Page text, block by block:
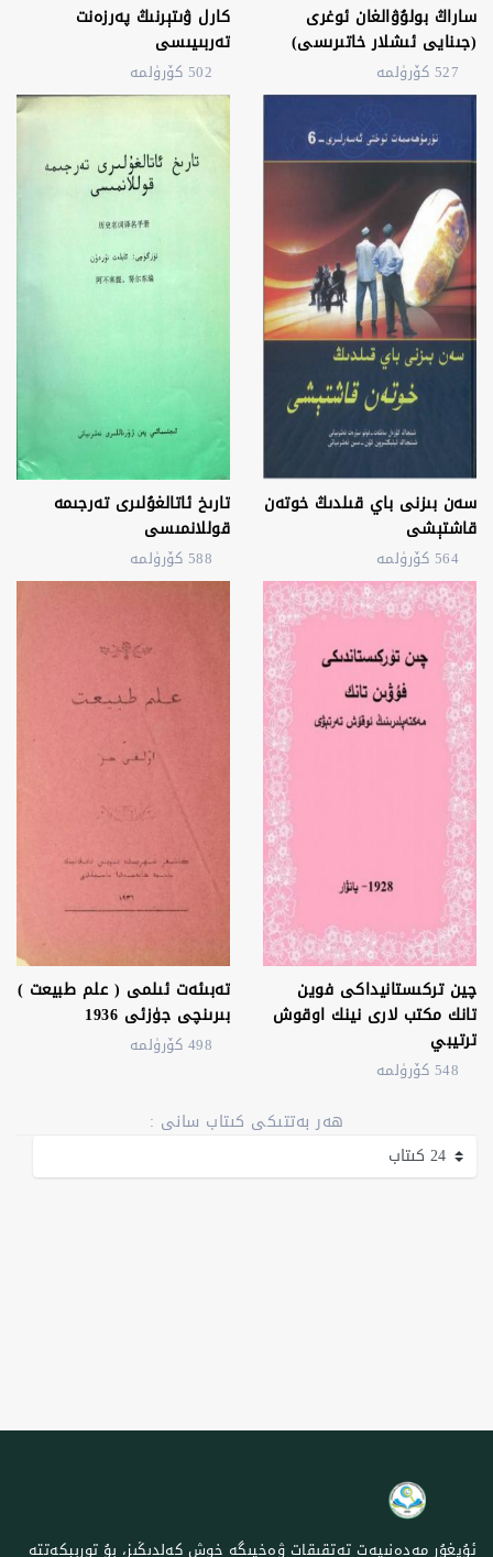
ساراڭ بولۇۋالغان ئوغرى
(جىنايى ئىشلار خاتىرىسى)
527 كۆرۈلمە
كارل ۋىتېرنىڭ پەرزەنت
تەربىيىسى
502 كۆرۈلمە
سەن بىزنى باي قىلدىڭ خوتەن
قاشتېشى
564 كۆرۈلمە
تارىخ ئاتالغۇلىرى تەرجىمە
قوللانمىسى
588 كۆرۈلمە
چين تركىستانيداكى فوين
تانك مكتب لارى نينك اوقوش
ترتيبي
548 كۆرۈلمە
تەبىئەت ئىلمى ( علم طبيعت )
بىرىنچى جۈزئى 1936
498 كۆرۈلمە
ھەر بەتتىكى كىتاب سانى :
ئۇيغۇر مەدەنىيەت تەتقىقات ۋەخپىگە خوش كەلدىڭىز، بۇ توربېكەتتە